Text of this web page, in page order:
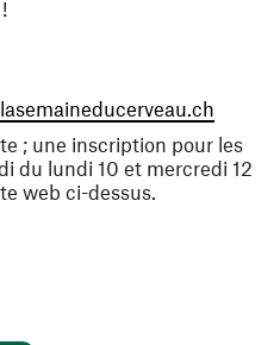
lasemaineducerveau.ch
; une inscription pour les
du lundi 10 et mercredi 12
web ci-dessus.